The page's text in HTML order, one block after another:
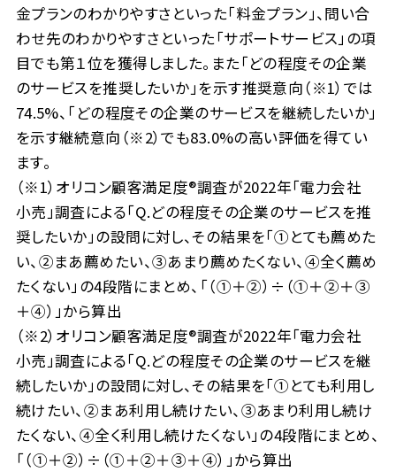
金プランのわかりやすさといった「料金プラン」、問い合
わせ先のわかりやすさといった「サポートサービス」の項
目でも第１位を獲得しました。また「どの程度その企業
のサービスを推奨したいか」を示す推奨意向（※1）では
74.5%、「どの程度その企業のサービスを継続したいか」
を示す継続意向（※2）でも83.0%の高い評価を得てい
ます。
（※1）オリコン顧客満足度®調査が2022年「電力会社
小売」調査による「Q.どの程度その企業のサービスを推
奨したいか」の設問に対し、その結果を「①とても薦めた
い、②まあ薦めたい、③あまり薦めたくない、④全く薦め
たくない」の4段階にまとめ、「（①＋②）÷（①＋②＋③
＋④）」から算出
（※2）オリコン顧客満足度®調査が2022年「電力会社
小売」調査による「Q.どの程度その企業のサービスを継
続したいか」の設問に対し、その結果を「①とても利用し
続けたい、②まあ利用し続けたい、③あまり利用し続け
たくない、④全く利用し続けたくない」の4段階にまとめ、
「（①＋②）÷（①＋②＋③＋④）」から算出